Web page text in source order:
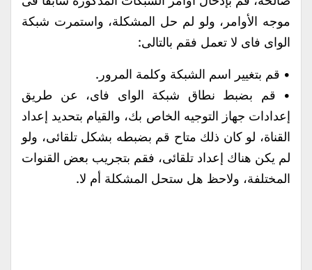
موجه الأوامر، ولو لم حل المشكلة، واستمرت شبكة
الواى فاى لا تعمل فقم بالتالى:
• قم بتغيير اسم الشبكة وكلمة المرور.
• قم بضبط نطاق شبكة الواى فاى، عن طريق
إعدادات جهاز التوجيه الخاص بك، والقيام بتحديد إعداد
القناة، لو كان ذلك متاح قم بضبطه بشكل تلقائى، ولو
لم يكن هناك إعداد تلقائى، فقم بتجريب بعض القنوات
المختلفة، ولاحظ هل ستحل المشكلة أم لا.